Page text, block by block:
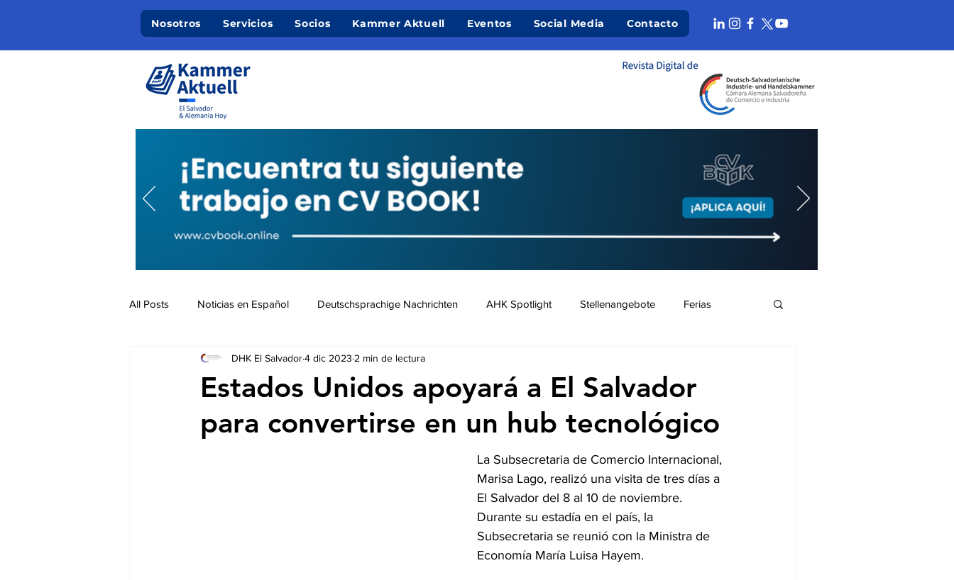
Nosotros Servicios Socios Kammer Aktuell Eventos Social Media Contacto
All Posts Noticias en Español Deutschsprachige Nachrichten AHK Spotlight Stellenangebote Ferias
Auschreibungen Ausschreibungen
Estados Unidos apoyará a El Salvador
para convertirse en un hub tecnológico
DHK El Salvador4 dic 2023 2 min de lectura
La Subsecretaria de Comercio Internacional,
Marisa Lago, realizó una visita de tres días a
El Salvador del 8 al 10 de noviembre.
Durante su estadía en el país, la
Subsecretaria se reunió con la Ministra de
Economía María Luisa Hayem.